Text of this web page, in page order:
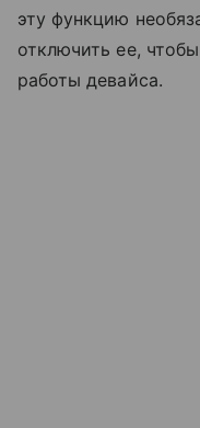
эту функцию
отключить ее,
работы девайса.